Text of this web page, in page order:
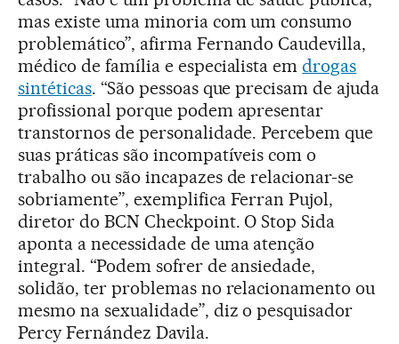
mas existe uma minoria com um consumo
problemático”, afirma Fernando Caudevilla,
médico de família e especialista emdrogas
sintéticas. “São pessoas que precisam de ajuda
profissional porque podem apresentar
transtornos de personalidade. Percebem que
suas práticas são incompatíveis com o
trabalho ou são incapazes de relacionar-se
sobriamente”, exemplifica Ferran Pujol,
diretor do BCN Checkpoint. O Stop Sida
aponta a necessidade de uma atenção
integral. “Podem sofrer de ansiedade,
solidão, ter problemas no relacionamento ou
mesmo na sexualidade”, diz o pesquisador
Percy Fernández Davila.